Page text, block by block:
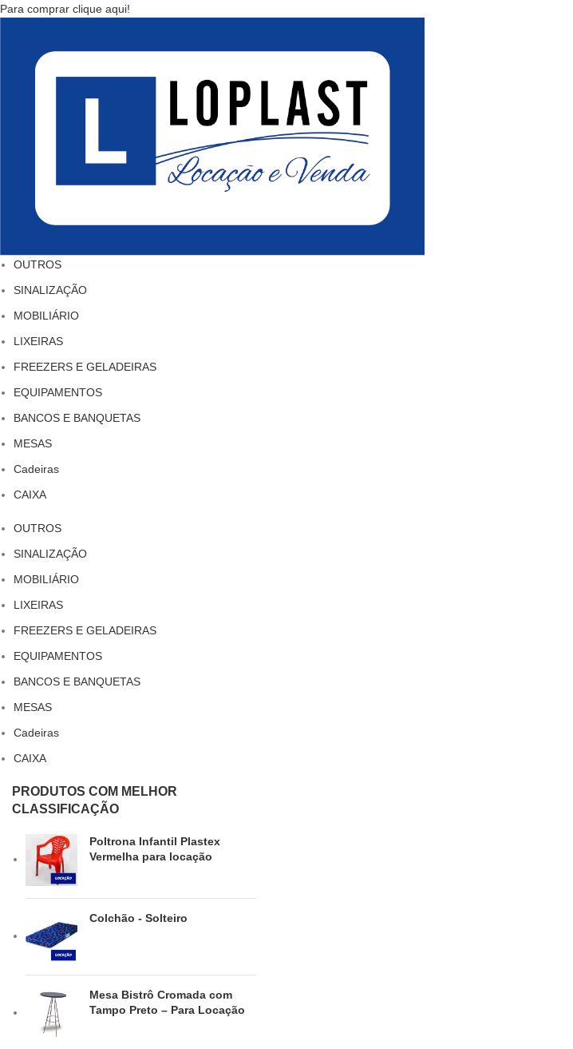
Para comprar clique aqui!
OUTROS
SINALIZAÇÃO
MOBILIÁRIO
LIXEIRAS
FREEZERS E GELADEIRAS
EQUIPAMENTOS
BANCOS E BANQUETAS
MESAS
Cadeiras
CAIXA
OUTROS
SINALIZAÇÃO
MOBILIÁRIO
LIXEIRAS
FREEZERS E GELADEIRAS
EQUIPAMENTOS
BANCOS E BANQUETAS
MESAS
Cadeiras
CAIXA
PRODUTOS COM MELHOR
CLASSIFICAÇÃO
Poltrona Infantil Plastex
Vermelha para locação
Colchão - Solteiro
Mesa Bistrô Cromada com
Tampo Preto – Para Locação